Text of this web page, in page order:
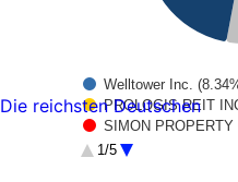
Welltower Inc.
PROLOGIS REIT
SIMON
Digital Realty Trust
1/5
Die reichsten Deutschen